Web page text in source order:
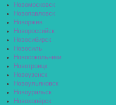
Новомосковск
Новопавловск
Новоржев
Новороссийск
Новосибирск
Новосиль
Новосокольники
Новотроицк
Новоузенск
Новоульяновск
Новоуральск
Новохопёрск